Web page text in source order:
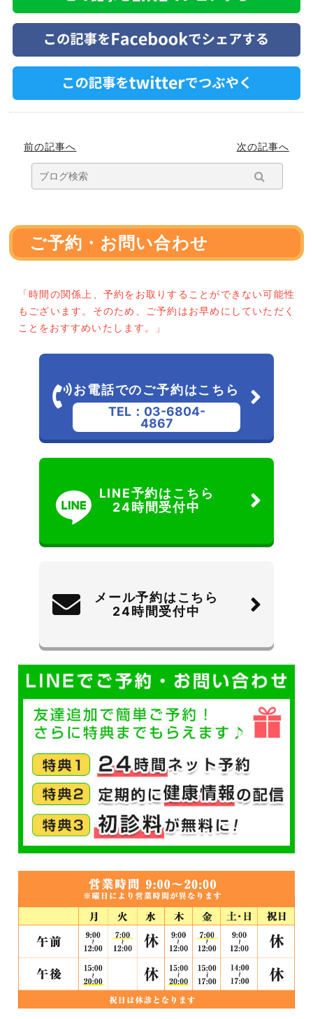
前の記事へ 次の記事へ
ご予約・お問い合わせ
「時間の関係上、予約をお取りすることができない可能性
もございます。そのため、ご予約はお早めにしていただく
ことをおすすめいたします。」
お電話でのご予約はこちら
TEL：03-6804-
4867
LINE予約はこちら
24時間受付中
メール予約はこちら
24時間受付中